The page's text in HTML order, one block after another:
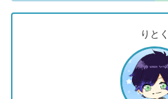
りとく